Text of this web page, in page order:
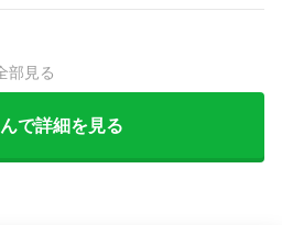
部見る
で詳細を見る